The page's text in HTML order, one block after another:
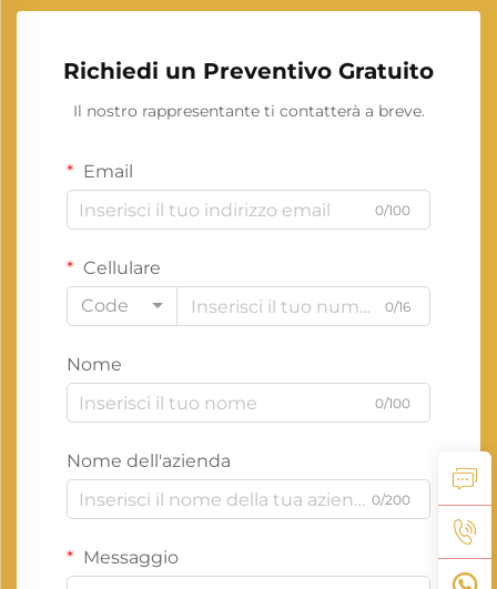
Richiedi un Preventivo Gratuito
Il nostro rappresentante ti contatterà a breve.
Email
0/100
Cellulare
Code
0/16
Nome
0/100
Nome dell'azienda
0/200
Messaggio